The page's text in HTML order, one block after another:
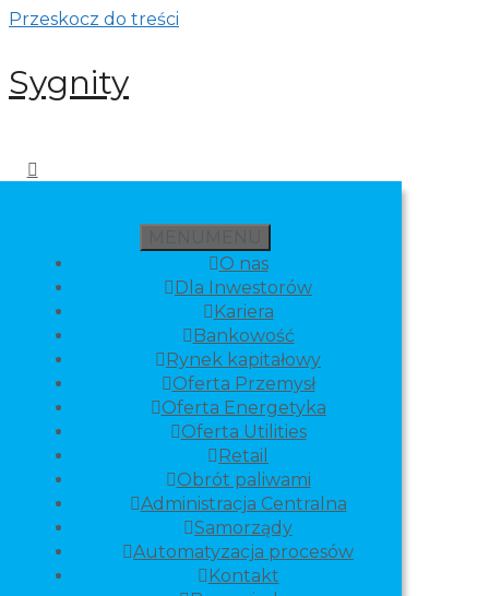
Przeskocz do treści
Sygnity
O nas
Dla Inwestorów
Kariera
Bankowość
Rynek kapitałowy
Oferta Przemysł
Oferta Energetyka
Oferta Utilities
Retail
Obrót paliwami
Administracja Centralna
Samorządy
Automatyzacja procesów
Kontakt